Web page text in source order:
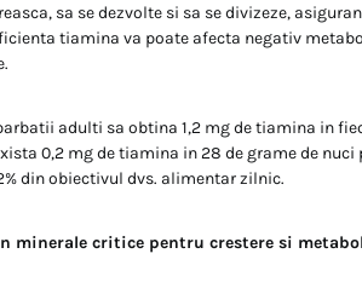
sa se dezvolte si sa se divizeze,
tiamina va poate afecta negativ
adulti sa obtina 1,2 mg de tiamina in
0,2 mg de tiamina in 28 de grame de
din obiectivul dvs. alimentar zilnic.
minerale critice pentru crestere si